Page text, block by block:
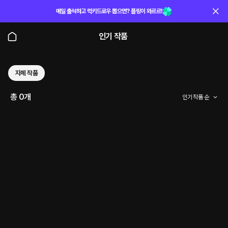
매일 출석하고 럭키드로우 뽑으면? 플링이 와르르!
인기 작품
자체 작품
총 0개 인기 작품 순